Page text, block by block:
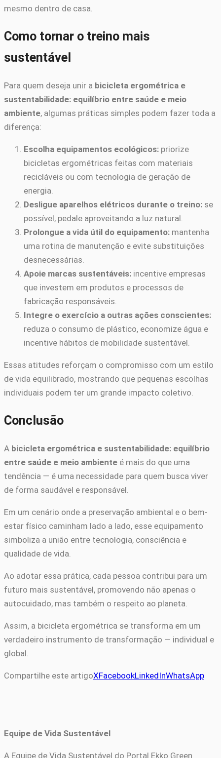
mesmo dentro de casa.
Como tornar o treino mais
sustentável
Para quem deseja unir a bicicleta ergométrica e
sustentabilidade: equilíbrio entre saúde e meio
ambiente, algumas práticas simples podem fazer toda a
diferença:
Escolha equipamentos ecológicos: priorize
bicicletas ergométricas feitas com materiais
recicláveis ou com tecnologia de geração de
energia.
Desligue aparelhos elétricos durante o treino: se
possível, pedale aproveitando a luz natural.
Prolongue a vida útil do equipamento: mantenha
uma rotina de manutenção e evite substituições
desnecessárias.
Apoie marcas sustentáveis: incentive empresas
que investem em produtos e processos de
fabricação responsáveis.
Integre o exercício a outras ações conscientes:
reduza o consumo de plástico, economize água e
incentive hábitos de mobilidade sustentável.
Essas atitudes reforçam o compromisso com um estilo
de vida equilibrado, mostrando que pequenas escolhas
individuais podem ter um grande impacto coletivo.
Conclusão
A bicicleta ergométrica e sustentabilidade: equilíbrio
entre saúde e meio ambiente é mais do que uma
tendência — é uma necessidade para quem busca viver
de forma saudável e responsável.
Em um cenário onde a preservação ambiental e o bem-
estar físico caminham lado a lado, esse equipamento
simboliza a união entre tecnologia, consciência e
qualidade de vida.
Ao adotar essa prática, cada pessoa contribui para um
futuro mais sustentável, promovendo não apenas o
autocuidado, mas também o respeito ao planeta.
Assim, a bicicleta ergométrica se transforma em um
verdadeiro instrumento de transformação — individual e
global.
Compartilhe este artigoXFacebookLinkedInWhatsApp
Equipe de Vida Sustentável
A Equipe de Vida Sustentável do Portal Ekko Green